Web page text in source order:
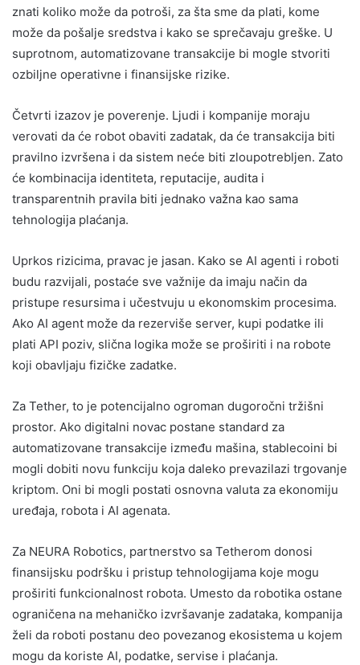
znati koliko može da potroši, za šta sme da plati, kome
može da pošalje sredstva i kako se sprečavaju greške. U
suprotnom, automatizovane transakcije bi mogle stvoriti
ozbiljne operativne i finansijske rizike.
Četvrti izazov je poverenje. Ljudi i kompanije moraju
verovati da će robot obaviti zadatak, da će transakcija biti
pravilno izvršena i da sistem neće biti zloupotrebljen. Zato
će kombinacija identiteta, reputacije, audita i
transparentnih pravila biti jednako važna kao sama
tehnologija plaćanja.
Uprkos rizicima, pravac je jasan. Kako se AI agenti i roboti
budu razvijali, postaće sve važnije da imaju način da
pristupe resursima i učestvuju u ekonomskim procesima.
Ako AI agent može da rezerviše server, kupi podatke ili
plati API poziv, slična logika može se proširiti i na robote
koji obavljaju fizičke zadatke.
Za Tether, to je potencijalno ogroman dugoročni tržišni
prostor. Ako digitalni novac postane standard za
automatizovane transakcije između mašina, stablecoini bi
mogli dobiti novu funkciju koja daleko prevazilazi trgovanje
kriptom. Oni bi mogli postati osnovna valuta za ekonomiju
uređaja, robota i AI agenata.
Za NEURA Robotics, partnerstvo sa Tetherom donosi
finansijsku podršku i pristup tehnologijama koje mogu
proširiti funkcionalnost robota. Umesto da robotika ostane
ograničena na mehaničko izvršavanje zadataka, kompanija
želi da roboti postanu deo povezanog ekosistema u kojem
mogu da koriste AI, podatke, servise i plaćanja.